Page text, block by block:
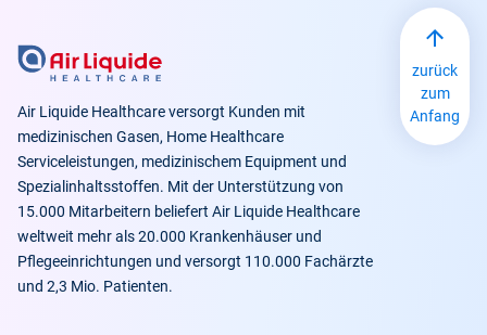
Air Liquide Healthcare versorgt Kunden mit
medizinischen Gasen, Home Healthcare
Serviceleistungen, medizinischem Equipment und
Spezialinhaltsstoffen. Mit der Unterstützung von
15.000 Mitarbeitern beliefert Air Liquide Healthcare
weltweit mehr als 20.000 Krankenhäuser und
Pflegeeinrichtungen und versorgt 110.000 Fachärzte
und 2,3 Mio. Patienten.
zurück
zum
Anfang